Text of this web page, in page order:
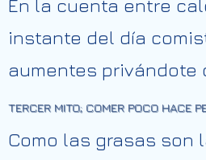
En la cuenta entre
instante del día
aumentes privándote
TERCER MITO; COMER POCO HACE
Como las grasas son